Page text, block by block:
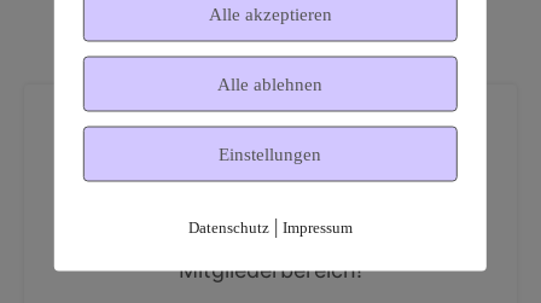
Dies ist ein geschützter
Mitgliederbereich!
Alle akzeptieren
Alle ablehnen
Einstellungen
Datenschutz| Impressum